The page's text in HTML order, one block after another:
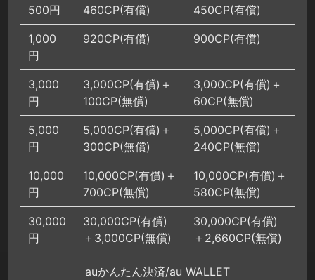
500円 460CP(有償) 450CP(有償)
1,000
円
920CP(有償) 900CP(有償)
3,000
円
3,000CP(有償)＋
100CP(無償)
3,000CP(有償)＋
60CP(無償)
5,000
円
5,000CP(有償)＋
300CP(無償)
5,000CP(有償)＋
240CP(無償)
10,000
円
10,000CP(有償)＋
700CP(無償)
10,000CP(有償)＋
580CP(無償)
30,000
円
30,000CP(有償)
＋3,000CP(無償)
30,000CP(有償)
＋2,660CP(無償)
auかんたん決済/au WALLET